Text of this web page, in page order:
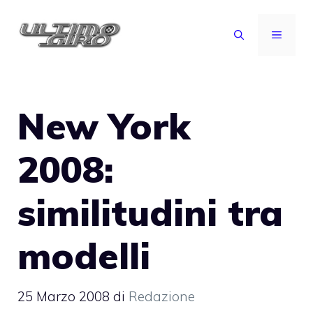
MENU
New York
2008:
similitudini tra
modelli
25 Marzo 2008 di Redazione